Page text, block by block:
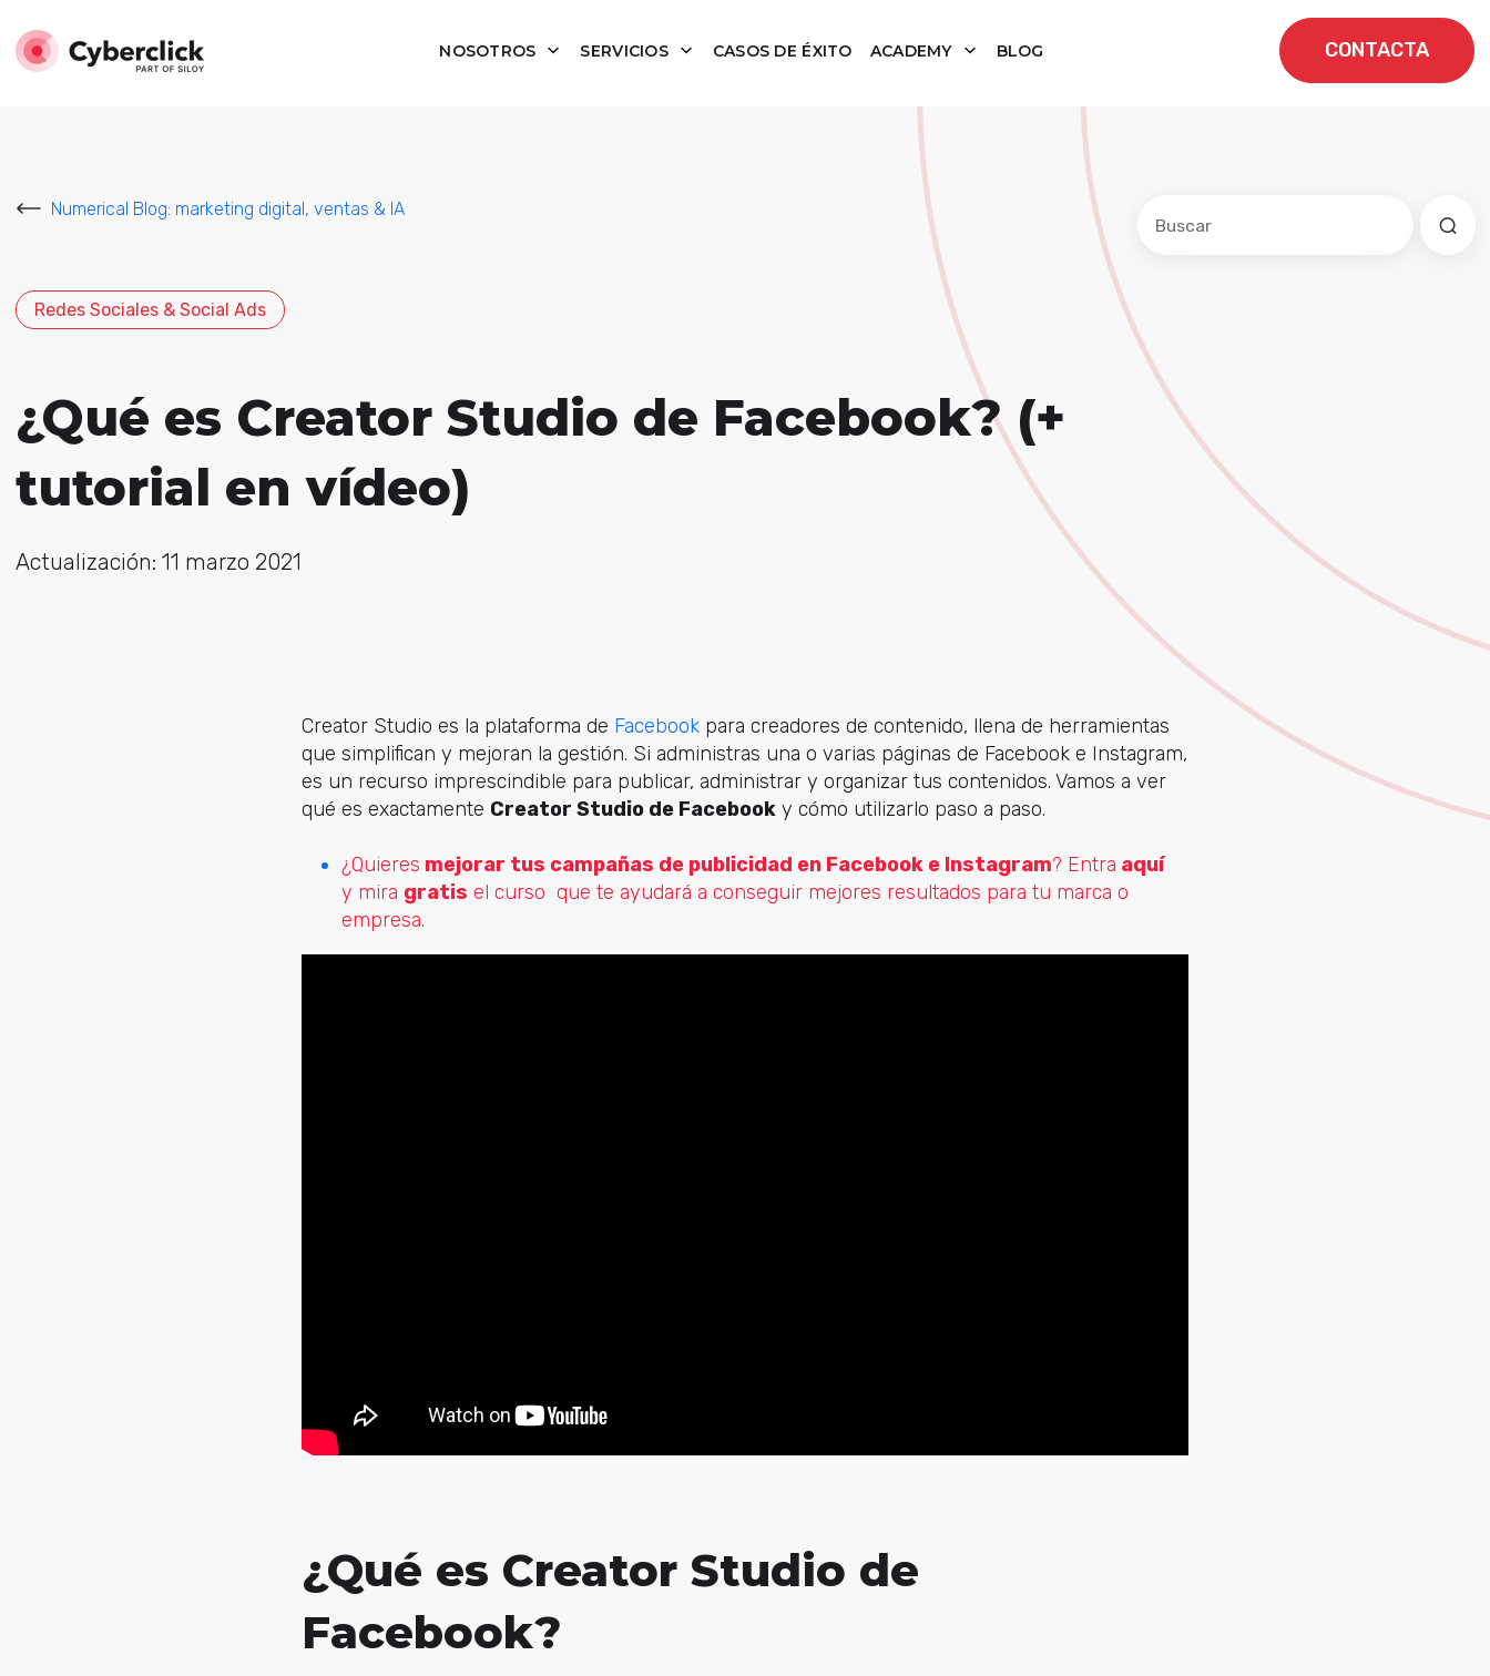
NOSOTROS SERVICIOS CASOS DE ÉXITO ACADEMY BLOG CONTACTA
Numerical Blog: marketing digital, ventas & IA
Redes Sociales & Social Ads
¿Qué es Creator Studio de Facebook? (+
tutorial en vídeo)
Actualización: 11 marzo 2021
Creator Studio es la plataforma de Facebook para creadores de contenido, llena de herramientas
que simplifican y mejoran la gestión. Si administras una o varias páginas de Facebook e Instagram,
es un recurso imprescindible para publicar, administrar y organizar tus contenidos. Vamos a ver
qué es exactamente Creator Studio de Facebook y cómo utilizarlo paso a paso.
¿Quieres mejorar tus campañas de publicidad en Facebook e Instagram? Entra aquí
y mira gratis el curso que te ayudará a conseguir mejores resultados para tu marca o
empresa.
¿Qué es Creator Studio de
Facebook?